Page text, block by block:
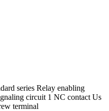
series Relay enabling
circuit 1 NC contact Us
terminal